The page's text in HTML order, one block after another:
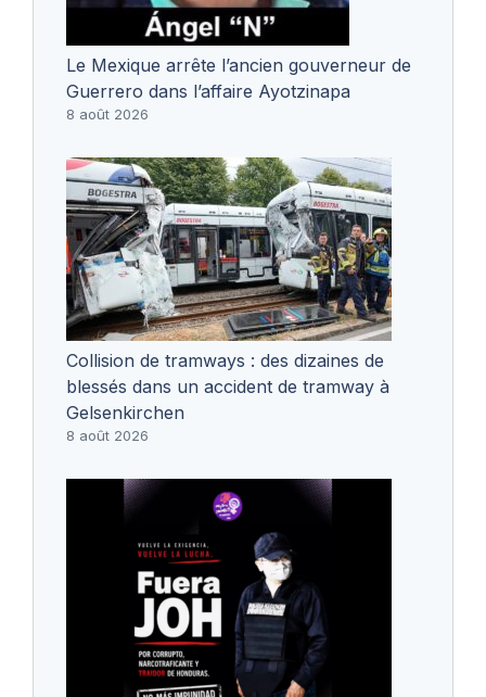
Le Mexique arrête l’ancien gouverneur de
Guerrero dans l’affaire Ayotzinapa
8 août 2026
Collision de tramways : des dizaines de
blessés dans un accident de tramway à
Gelsenkirchen
8 août 2026